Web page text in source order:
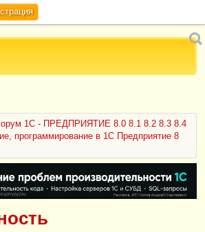
1С - ПРЕДПРИЯТИЕ 8.0 8.1 8.2 8.3 8.4
программирование в 1С Предприятие 8